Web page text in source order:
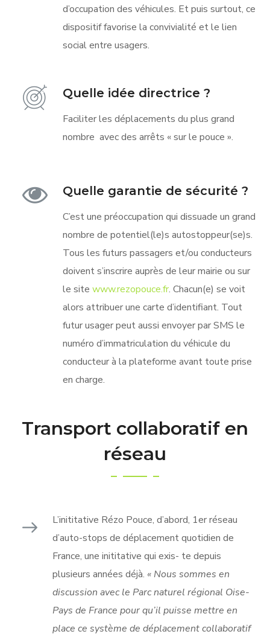
d’occupation des véhicules. Et puis surtout, ce
dispositif favorise la convivialité et le lien
social entre usagers.
Quelle idée directrice ?
Faciliter les déplacements du plus grand
nombre avec des arrêts « sur le pouce ».
Quelle garantie de sécurité ?
C’est une préoccupation qui dissuade un grand
nombre de potentiel(le)s autostoppeur(se)s.
Tous les futurs passagers et/ou conducteurs
doivent s’inscrire auprès de leur mairie ou sur
le sitewww.rezopouce.fr. Chacun(e) se voit
alors attribuer une carte d’identifiant. Tout
futur usager peut aussi envoyer par SMS le
numéro d’immatriculation du véhicule du
conducteur à la plateforme avant toute prise
en charge.
Transport collaboratif en
réseau
L’inititative Rézo Pouce, d’abord, 1er réseau
d’auto-stops de déplacement quotidien de
France, une inititative qui exis- te depuis
plusieurs années déjà. « Nous sommes en
discussion avec le Parc naturel régional Oise-
Pays de France pour qu’il puisse mettre en
place ce système de déplacement collaboratif